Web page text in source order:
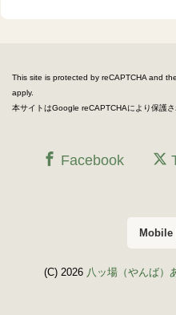
This site is protected by reCAPTCHA and
apply.
本サイトはGoogle reCAPTCHAにより保護
Facebook
Mobile
(C) 2026 八ッ場（やんば）